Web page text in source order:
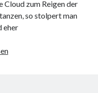
Cloud zum Reigen der
so stolpert man
eher
Die